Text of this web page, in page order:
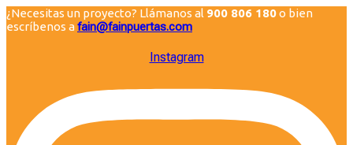
¿Necesitas un proyecto? Llámanos al 900 806 180o bien
escríbenos afain@fainpuertas.com
Instagram